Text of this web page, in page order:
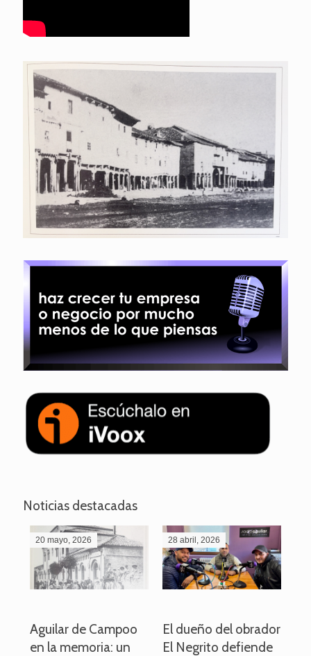
Noticias destacadas
20 mayo, 2026
Aguilar de Campoo
en la memoria: un
28 abril, 2026
El dueño del obrador
El Negrito defiende